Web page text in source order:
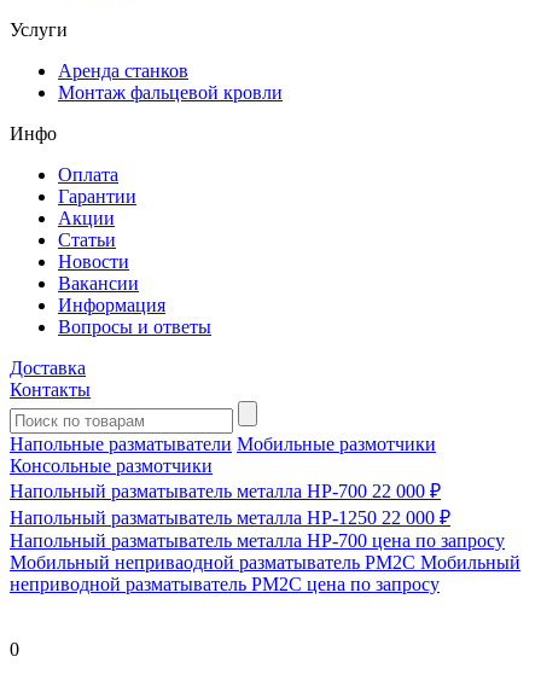
Услуги
Аренда станков
Монтаж фальцевой кровли
Инфо
Оплата
Гарантии
Акции
Статьи
Новости
Вакансии
Информация
Вопросы и ответы
Доставка
Контакты
Напольные разматыватели Мобильные размотчики
Консольные размотчики
Напольный разматыватель металла HP-700 22 000 ₽
Напольный разматыватель металла HP-1250 22 000 ₽
Напольный разматыватель металла HP-700 цена по запросу
Мобильный непривaодной разматыватель РМ2С Мобильный
неприводной разматыватель РМ2С цена по запросу
0